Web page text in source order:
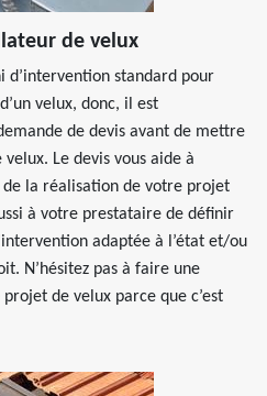
de velux
d’intervention standard pour
velux, donc, il est
de devis avant de mettre
Le devis vous aide à
la réalisation de votre projet
à votre prestataire de définir
adaptée à l’état et/ou
N’hésitez pas à faire une
de velux parce que c’est